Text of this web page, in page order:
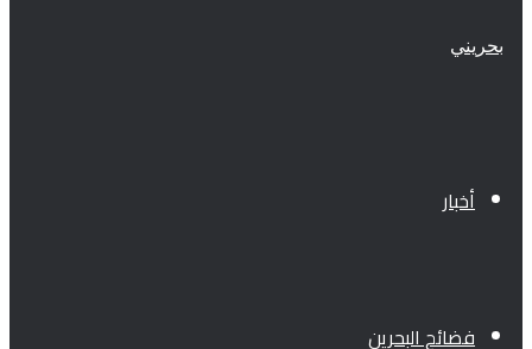
أخبار
فضائح البحرين